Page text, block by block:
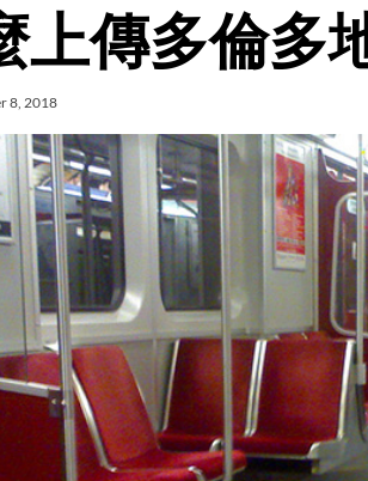
上傳多倫多
8, 2018